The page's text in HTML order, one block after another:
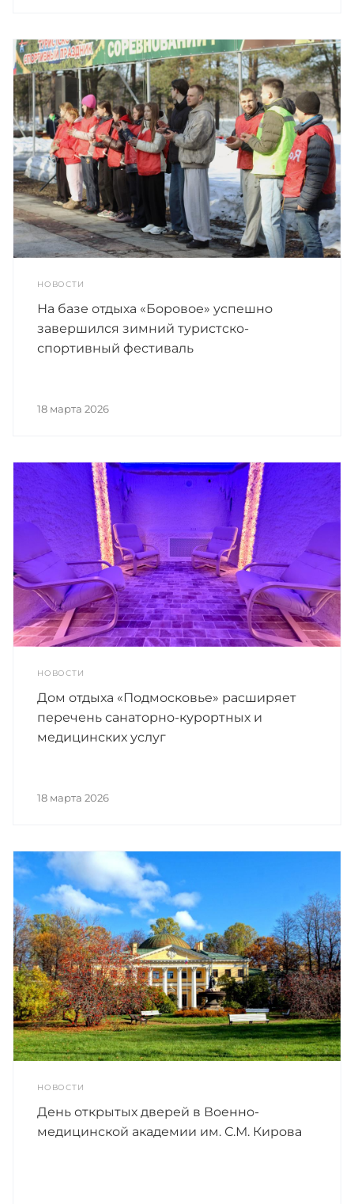
НОВОСТИ
На базе отдыха «Боровое» успешно
завершился зимний туристско-
спортивный фестиваль
18 марта 2026
НОВОСТИ
Дом отдыха «Подмосковье» расширяет
перечень санаторно-курортных и
медицинских услуг
18 марта 2026
НОВОСТИ
День открытых дверей в Военно-
медицинской академии им. С.М. Кирова